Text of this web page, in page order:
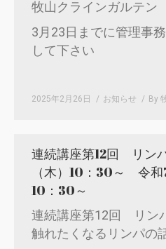
牧山クラインガルテ
3月23日までに管理事
して下さい
2025年2月26日 お知らせ By
連続講座第12回 リン
（木）10：30～ 令和
10：30～
連続講座第12回 リン
触れたくなるリンパの